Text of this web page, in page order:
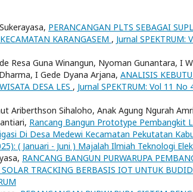
PERANCANGAN PLTS SEBAGAI
KARANGASEM , Jurnal SPEKTRUM:
Resa Guna Winangun, Nyoman Gunantara, I
I Gede Dyana Arjana, ANALISIS
DESA LES , Jurnal SPEKTRUM: Vol 11 No
Ariberthson Sihaloho, Anak Agung Ngurah
Rancang Bangun Prototype Pembangkit
Di Desa Medewi Kecamatan Pekutatan
( Januari - Juni ) Majalah Ilmiah Teknologi
RANCANG BANGUN PURWARUPA
TRACKING BERBASIS IOT UNTUK